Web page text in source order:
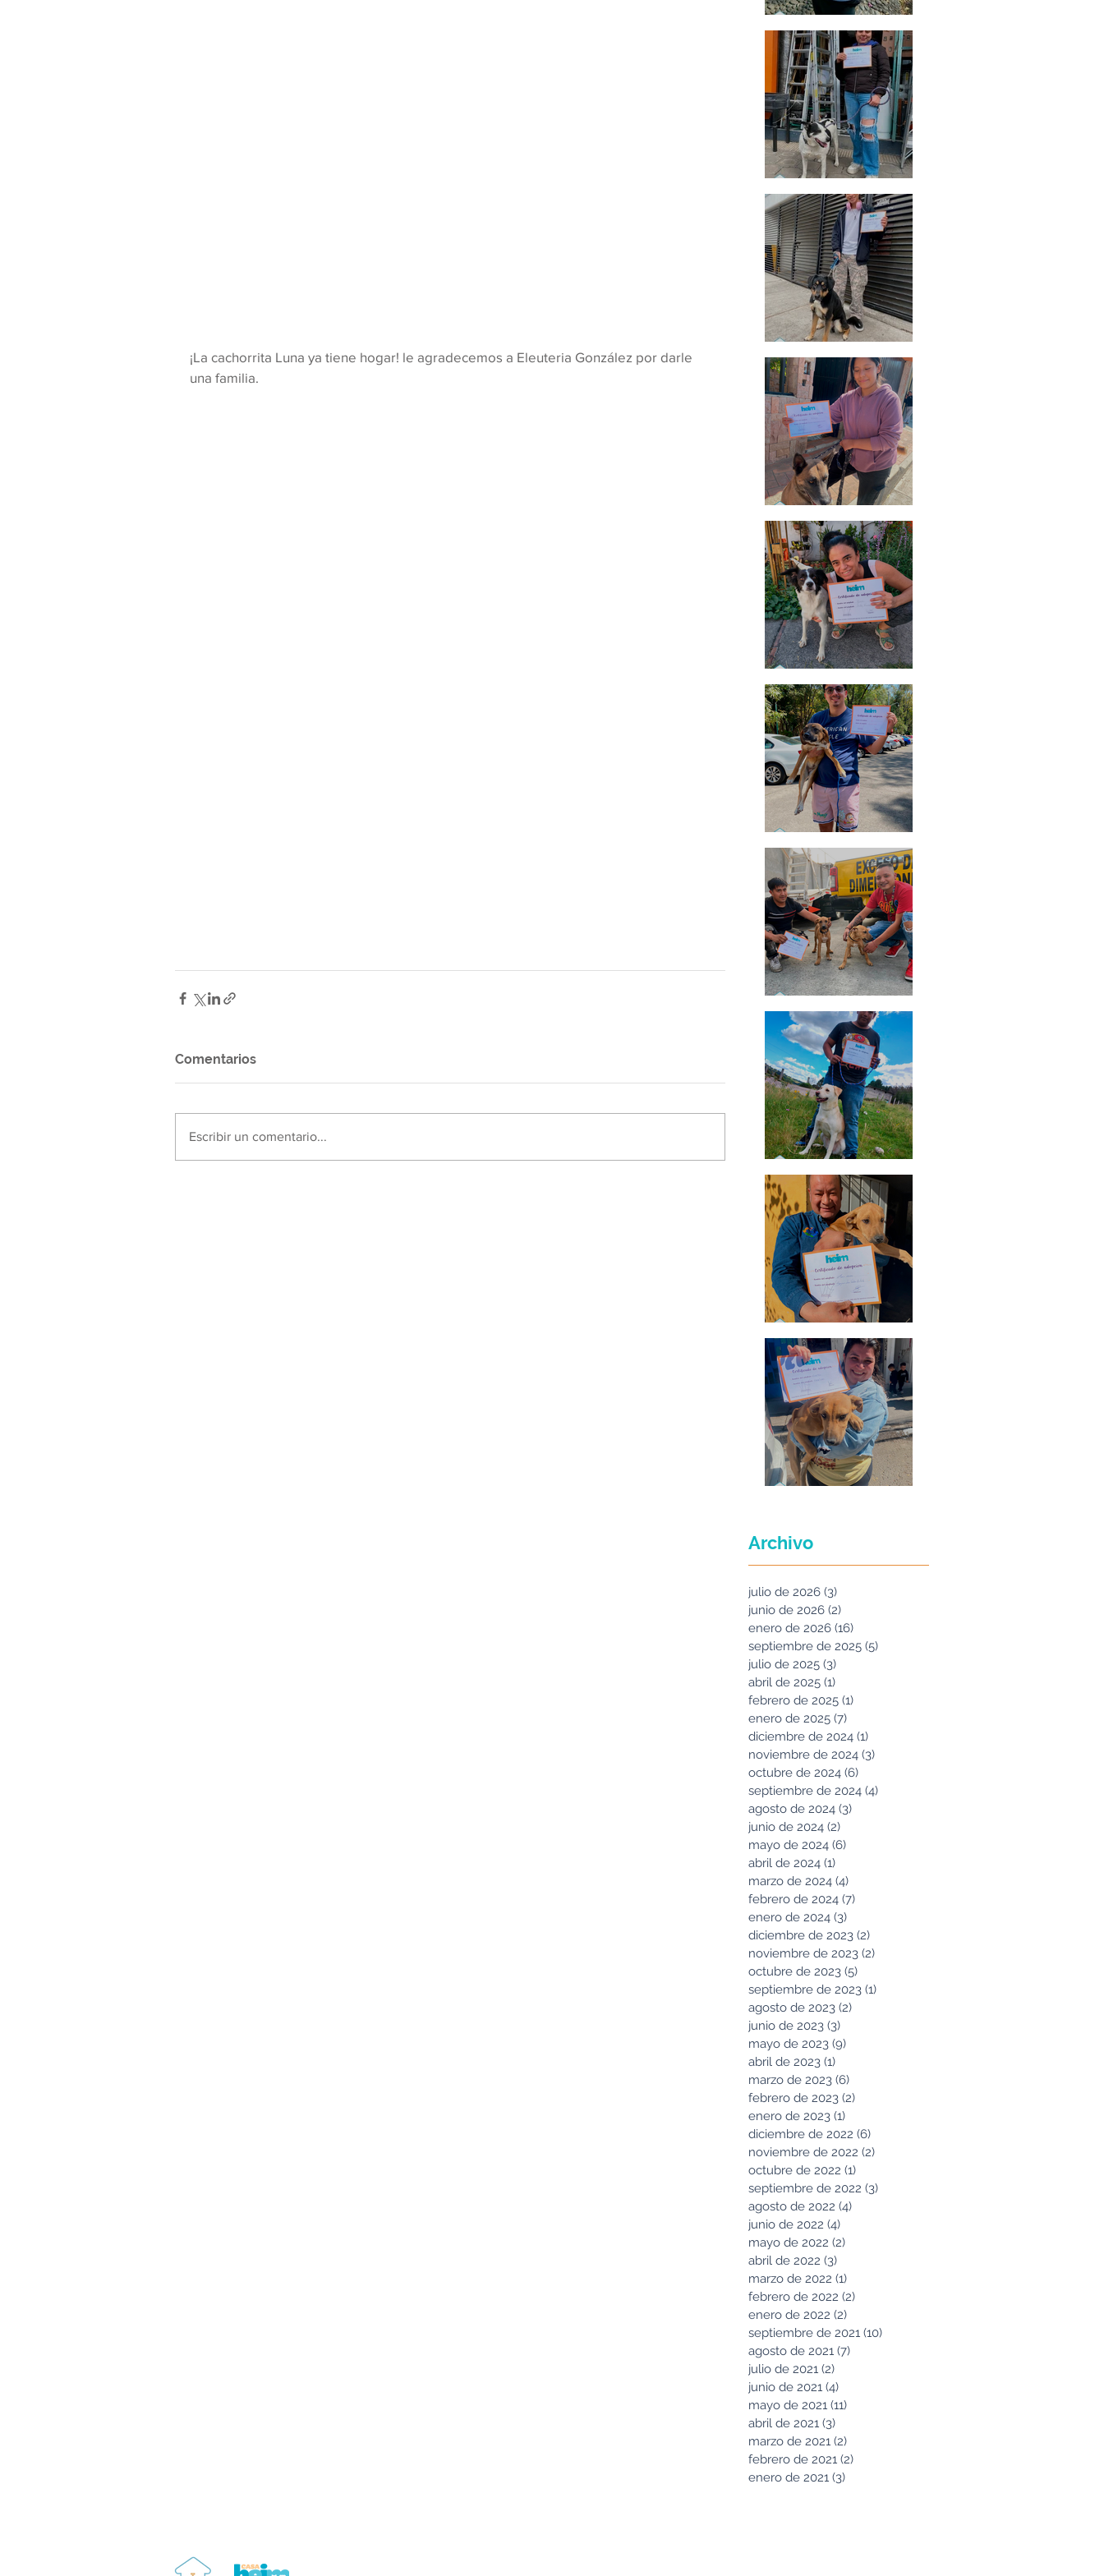
¡La cachorrita Luna ya tiene hogar! le agradecemos a Eleuteria González por darle
una familia.
Comentarios
Escribir un comentario...
Bellota
Vaquita
Spot
Morris
Noa
Rosa
Pedro Infante
Mika
Mario Moreno
Archivo
julio de 2026 (3)
junio de 2026 (2)
enero de 2026 (16)
septiembre de 2025 (5)
julio de 2025 (3)
abril de 2025 (1)
febrero de 2025 (1)
enero de 2025 (7)
diciembre de 2024 (1)
noviembre de 2024 (3)
octubre de 2024 (6)
septiembre de 2024 (4)
agosto de 2024 (3)
junio de 2024 (2)
mayo de 2024 (6)
abril de 2024 (1)
marzo de 2024 (4)
febrero de 2024 (7)
enero de 2024 (3)
diciembre de 2023 (2)
noviembre de 2023 (2)
octubre de 2023 (5)
septiembre de 2023 (1)
agosto de 2023 (2)
junio de 2023 (3)
mayo de 2023 (9)
abril de 2023 (1)
marzo de 2023 (6)
febrero de 2023 (2)
enero de 2023 (1)
diciembre de 2022 (6)
noviembre de 2022 (2)
octubre de 2022 (1)
septiembre de 2022 (3)
agosto de 2022 (4)
junio de 2022 (4)
mayo de 2022 (2)
abril de 2022 (3)
marzo de 2022 (1)
febrero de 2022 (2)
enero de 2022 (2)
septiembre de 2021 (10)
agosto de 2021 (7)
julio de 2021 (2)
junio de 2021 (4)
mayo de 2021 (11)
abril de 2021 (3)
marzo de 2021 (2)
febrero de 2021 (2)
enero de 2021 (3)